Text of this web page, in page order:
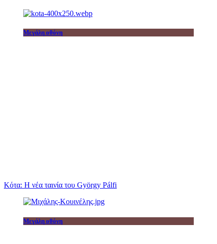
Μεγάλη οθόνη
Κότα: Η νέα ταινία του György Pálfi
Μεγάλη οθόνη